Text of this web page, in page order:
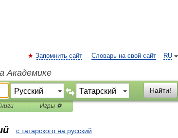
RU
Запомнить сайт Словарь на свой сайт
Академике
Найти!
Игры ⚽
с татарского на русский